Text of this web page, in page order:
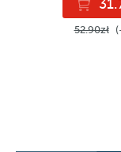
52.90zł